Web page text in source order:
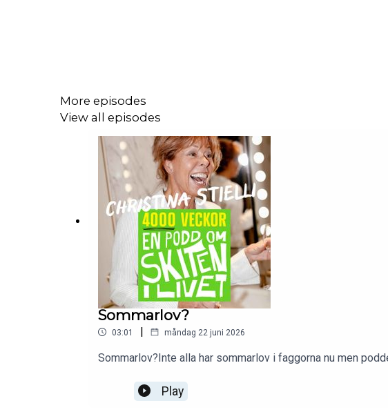
More episodes
View all episodes
Sommarlov?
03:01 | måndag 22 juni 2026
Sommarlov?Inte alla har sommarlov i faggorna nu men
Play